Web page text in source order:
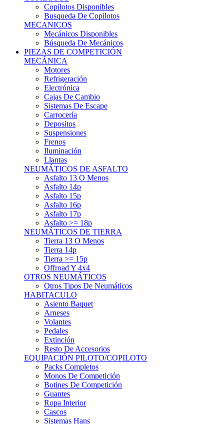
Frenos
Iluminación
Llantas
NEUMÁTICOS DE ASFALTO
Asfalto 13 O Menos
Asfalto 14p
Asfalto 15p
Asfalto 16p
Asfalto 17p
Asfalto >= 18p
NEUMÁTICOS DE TIERRA
Tierra 13 O Menos
Tierra 14p
Tierra >= 15p
Offroad Y 4x4
OTROS NEUMÁTICOS
Otros Tipos De Neumáticos
HABITACULO
Asiento Baquet
Arneses
Volantes
Pedales
Extinción
Resto De Accesorios
EQUIPACIÓN PILOTO/COPILOTO
Packs Completos
Monos De Competición
Botines De Competición
Guantes
Ropa Interior
Cascos
Sistemas Hans
Bolsas Y Mochilas
Equipación Para Mecánicos
ANUNCIOS DE COMPRA
Compra De Piezas
Compra De Neumáticos
Compra De Accesorios De Habitáculo
Compra De Equipación
VEHÍCULOS CLÁSICOS
VEHÍCULOS CLÁSICOS
Clásicos De Calle
Clásicos De Competición
Motores
Cajas De Cambio
Carrocería
Suspensiones